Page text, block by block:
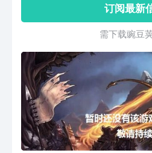
订阅最新
需 下 载 豌 豆